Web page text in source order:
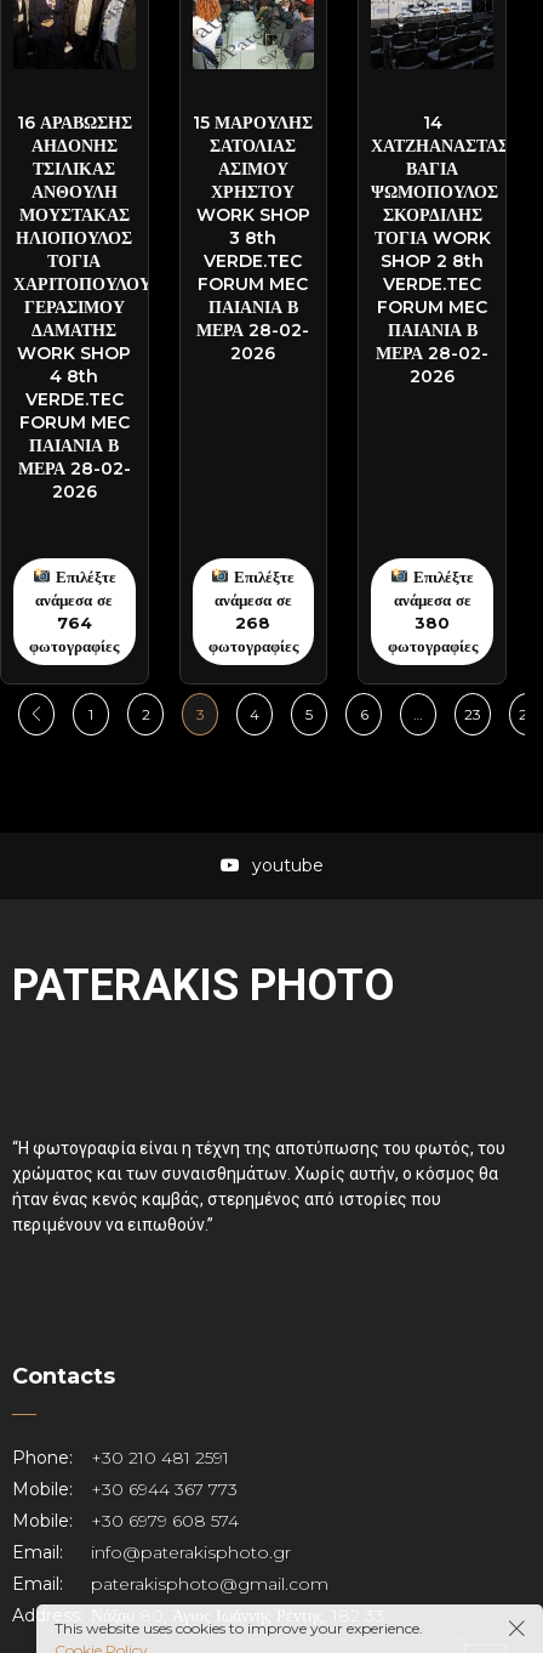
16 ΑΡΑΒΩΣΗΣ
ΑΗΔΟΝΗΣ
ΤΣΙΛΙΚΑΣ
ΑΝΘΟΥΛΗ
ΜΟΥΣΤΑΚΑΣ
ΗΛΙΟΠΟΥΛΟΣ
ΤΟΓΙΑ
ΧΑΡΙΤΟΠΟΥΛΟΥ
ΓΕΡΑΣΙΜΟΥ
ΔΑΜΑΤΗΣ
WORK SHOP
4 8th
VERDE.TEC
FORUM MEC
ΠΑΙΑΝΙΑ Β
ΜΕΡΑ 28-02-
2026
Επιλέξτε
ανάμεσα σε
764
φωτογραφίες
15 ΜΑΡΟΥΛΗΣ
ΣΑΤΟΛΙΑΣ
ΑΣΙΜΟΥ
ΧΡΗΣΤΟΥ
WORK SHOP
3 8th
VERDE.TEC
FORUM MEC
ΠΑΙΑΝΙΑ Β
ΜΕΡΑ 28-02-
2026
Επιλέξτε
ανάμεσα σε
268
φωτογραφίες
14
ΧΑΤΖΗΑΝΑΣΤΑΣΙΟΥ
ΒΑΓΙΑ
ΨΩΜΟΠΟΥΛΟΣ
ΣΚΟΡΔΙΛΗΣ
ΤΟΓΙΑ WORK
SHOP 2 8th
VERDE.TEC
FORUM MEC
ΠΑΙΑΝΙΑ Β
ΜΕΡΑ 28-02-
2026
Επιλέξτε
ανάμεσα σε
380
φωτογραφίες
1 2 3 4 5 6 23 24
youtube
PATERAKIS PHOTO
“Η φωτογραφία είναι η τέχνη της αποτύπωσης του φωτός, του
χρώματος και των συναισθημάτων. Χωρίς αυτήν, ο κόσμος θα
ήταν ένας κενός καμβάς, στερημένος από ιστορίες που
περιμένουν να ειπωθούν.”
Contacts
Phone:
+30 210 481 2591
Mobile:
+30 6944 367 773
Mobile:
+30 6979 608 574
Email:
info@paterakisphoto.gr
Email:
paterakisphoto@gmail.com
Address:
This website uses cookies to improve your experience.